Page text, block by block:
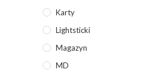
Karty
Lightsticki
Magazyn
MD